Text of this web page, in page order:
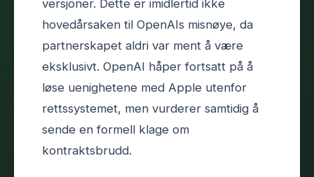
versjoner. Dette er imidlertid ikke
hovedårsaken til OpenAIs misnøye, da
partnerskapet aldri var ment å være
eksklusivt. OpenAI håper fortsatt på å
løse uenighetene med Apple utenfor
rettssystemet, men vurderer samtidig å
sende en formell klage om
kontraktsbrudd.